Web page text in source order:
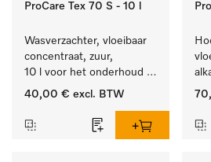
ProCare Tex 70 S - 10 l
Wasverzachter, vloeibaar
concentraat, zuur,
10 l voor het onderhoud
van vezels zodat het
40,00 € excl. BTW